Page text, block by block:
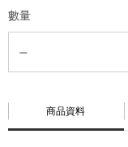
數量
商品資料